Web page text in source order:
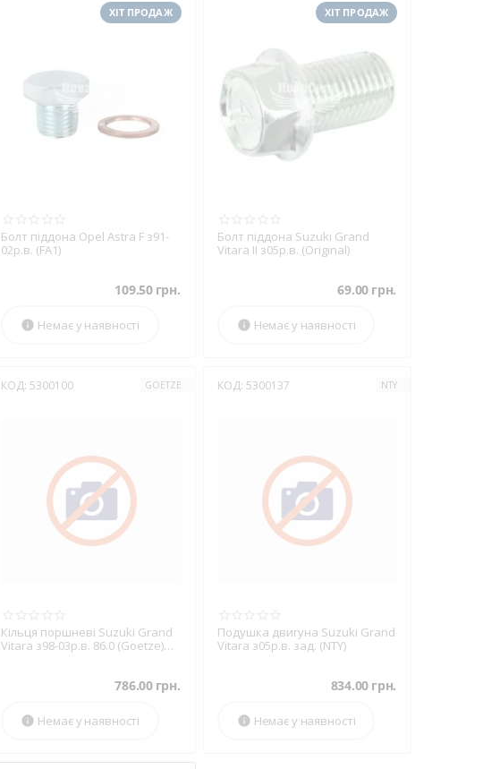
ХІТ ПРОДАЖ
Болт піддона Opel Astra F з91-
02р.в. (FA1)
109.50 грн.
Немає у наявності

ХІТ ПРОДАЖ
Болт піддона Suzuki Grand
Vitara II з05р.в. (Original)
69.00 грн.
Немає у наявності

КОД: 5300100 GOETZE
Кільця поршневі Suzuki Grand
Vitara з98-03р.в. 86.0 (Goetze)
786.00 грн.
Немає у наявності

КОД: 5300137 NTY
Подушка двигуна Suzuki Grand
Vitara з05р.в. зад. (NTY)
834.00 грн.
Немає у наявності
